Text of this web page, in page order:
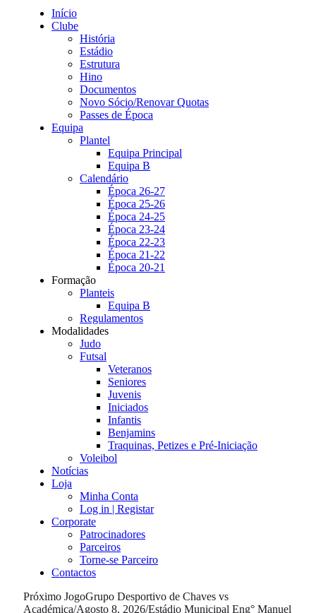
Início
Clube
História
Estádio
Estrutura
Hino
Documentos
Novo Sócio/Renovar Quotas
Passes de Época
Equipa
Plantel
Equipa Principal
Equipa B
Calendário
Época 26-27
Época 25-26
Época 24-25
Época 23-24
Época 22-23
Época 21-22
Época 20-21
Formação
Planteis
Equipa B
Regulamentos
Modalidades
Judo
Futsal
Veteranos
Seniores
Juvenis
Iniciados
Infantis
Benjamins
Traquinas, Petizes e Pré-Iniciação
Voleibol
Notícias
Loja
Minha Conta
Log in | Registar
Corporate
Patrocinadores
Parceiros
Torne-se Parceiro
Contactos
Próximo JogoGrupo Desportivo de Chaves vs
Académica/Agosto 8, 2026/Estádio Municipal Eng° Manuel